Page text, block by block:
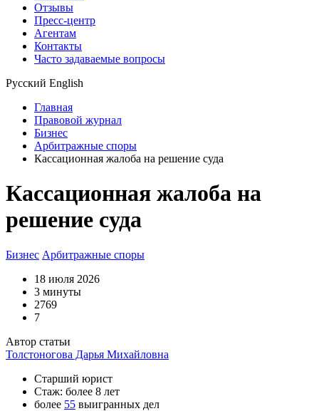
Отзывы
Пресс-центр
Агентам
Контакты
Часто задаваемые вопросы
Русский English
Главная
Правовой журнал
Бизнес
Арбитражные споры
Кассационная жалоба на решение суда
Кассационная жалоба на
решение суда
Бизнес Арбитражные споры
18 июля 2026
3 минуты
2769
7
Автор статьи
Толстоногова Дарья Михайловна
Старший юрист
Стаж: более 8 лет
более 55 выигранных дел